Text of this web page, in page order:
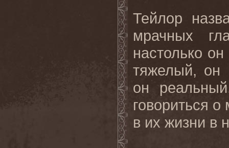
Тейлор
мрачных
настолько
тяжелый, он
он
говориться
в их жизни в